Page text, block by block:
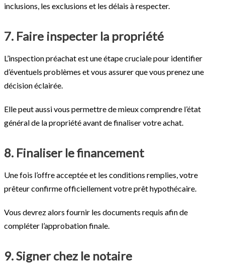
inclusions, les exclusions et les délais à respecter.
7. Faire inspecter la propriété
L’inspection préachat est une étape cruciale pour identifier
d’éventuels problèmes et vous assurer que vous prenez une
décision éclairée.
Elle peut aussi vous permettre de mieux comprendre l’état
général de la propriété avant de finaliser votre achat.
8. Finaliser le financement
Une fois l’offre acceptée et les conditions remplies, votre
prêteur confirme officiellement votre prêt hypothécaire.
Vous devrez alors fournir les documents requis afin de
compléter l’approbation finale.
9. Signer chez le notaire